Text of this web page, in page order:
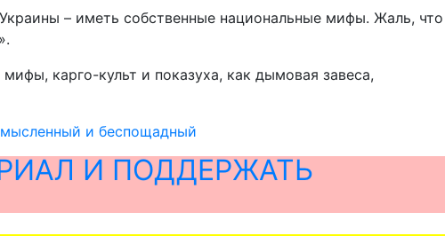
– иметь собственные национальные мифы. Жаль, что
карго-культ и показуха, как дымовая завеса,
и беспощадный
И ПОДДЕРЖАТЬ